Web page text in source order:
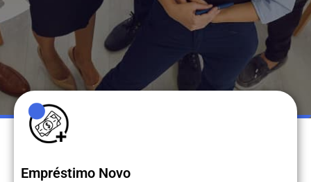
Empréstimo Novo